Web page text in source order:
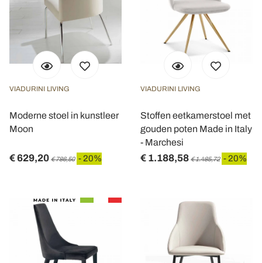
VIADURINI LIVING
Moderne stoel in kunstleer
Moon
€ 629,20 € 786,50 - 20%
VIADURINI LIVING
Stoffen eetkamerstoel met
gouden poten Made in Italy
- Marchesi
€ 1.188,58 € 1.485,72 - 20%